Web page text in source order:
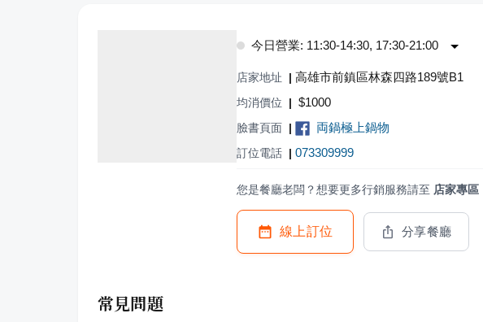
今日營業: 11:30-14:30, 17:30-21:00
店家地址 | 高雄市前鎮區林森四路189號B1
均消價位 | $1000
臉書頁面 | 両鍋極上鍋物
訂位電話 | 073309999
您是餐廳老闆？想要更多行銷服務請至 店家專區
線上訂位 分享餐廳
常見問題